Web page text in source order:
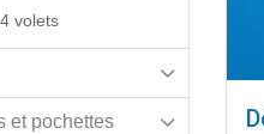
volets
et pochettes